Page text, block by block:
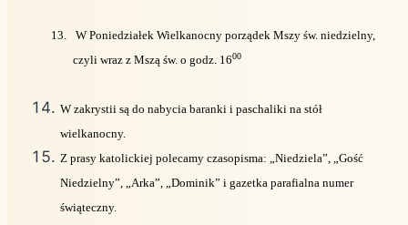
13.
W Poniedziałek Wielkanocny porządek Mszy św. niedzielny,
czyli wraz z Mszą św. o godz. 1600
W zakrystii są do nabycia baranki i paschaliki na stół
wielkanocny.
Z prasy katolickiej polecamy czasopisma: „Niedziela”, „Gość
Niedzielny”, „Arka”, „Dominik” i gazetka parafialna numer
świąteczny.